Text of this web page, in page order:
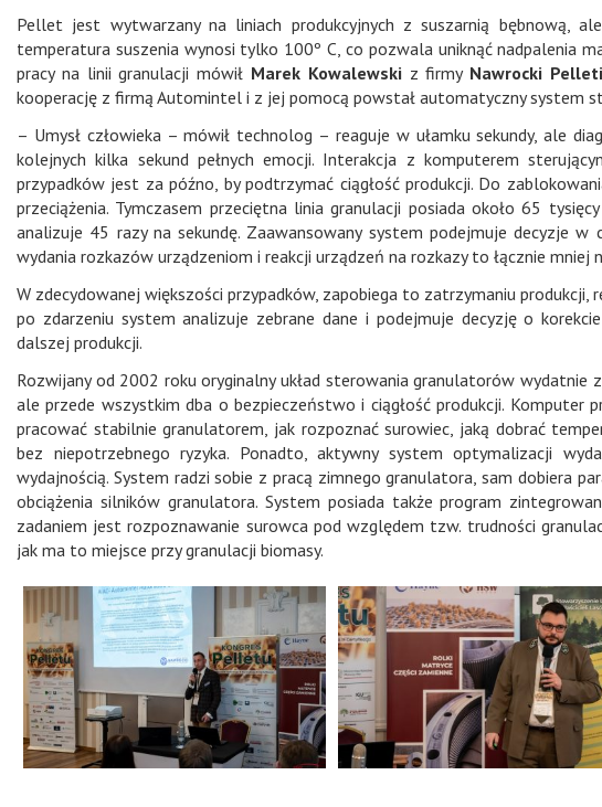
Pellet jest wytwarzany na liniach produkcyjnych z suszarnią bębnową,
temperatura suszenia wynosi tylko 100º C, co pozwala uniknąć nadpalenia
pracy na linii granulacji mówił Marek Kowalewskiz firmy Nawrocki
kooperację z firmą Automintel i z jej pomocą powstał automatyczny system
– Umysł człowieka – mówił technolog – reaguje w ułamku sekundy, ale
kolejnych kilka sekund pełnych emocji. Interakcja z komputerem
przypadków jest za późno, by podtrzymać ciągłość produkcji. Do
przeciążenia. Tymczasem przeciętna linia granulacji posiada około 65
analizuje 45 razy na sekundę. Zaawansowany system podejmuje decyzje w
wydania rozkazów urządzeniom i reakcji urządzeń na rozkazy to łącznie mniej
W zdecydowanej większości przypadków, zapobiega to zatrzymaniu produkcji,
po zdarzeniu system analizuje zebrane dane i podejmuje decyzję o
dalszej produkcji.
Rozwijany od 2002 roku oryginalny układ sterowania granulatorów
ale przede wszystkim dba o bezpieczeństwo i ciągłość produkcji. Komputer
pracować stabilnie granulatorem, jak rozpoznać surowiec, jaką dobrać
bez niepotrzebnego ryzyka. Ponadto, aktywny system optymalizacji
wydajnością. System radzi sobie z pracą zimnego granulatora, sam dobiera
obciążenia silników granulatora. System posiada także program
zadaniem jest rozpoznawanie surowca pod względem tzw. trudności
jak ma to miejsce przy granulacji biomasy.